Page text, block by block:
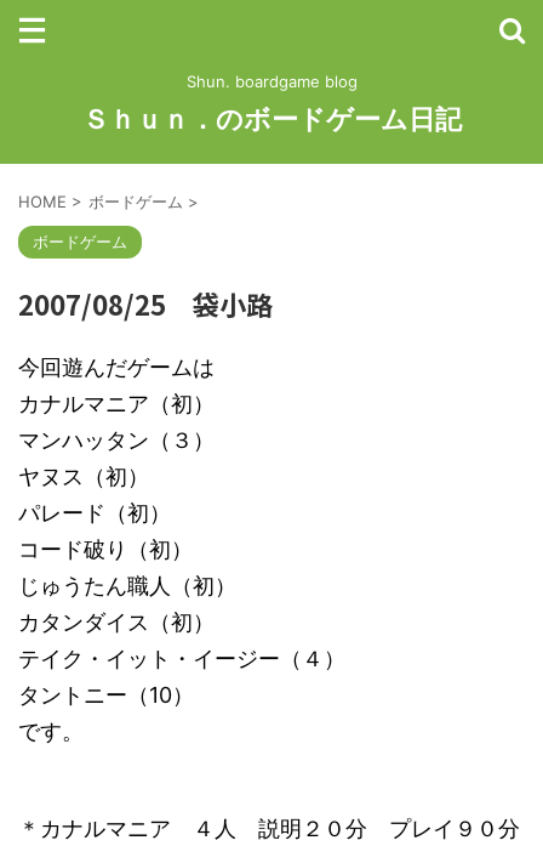
Shun. boardgame blog
Ｓｈｕｎ．のボードゲーム日記
HOME > ボードゲーム >
ボードゲーム
2007/08/25 袋小路
今回遊んだゲームは
カナルマニア（初）
マンハッタン（３）
ヤヌス（初）
パレード（初）
コード破り（初）
じゅうたん職人（初）
カタンダイス（初）
テイク・イット・イージー（４）
タントニー（10）
です。
＊カナルマニア ４人 説明２０分 プレイ９０分